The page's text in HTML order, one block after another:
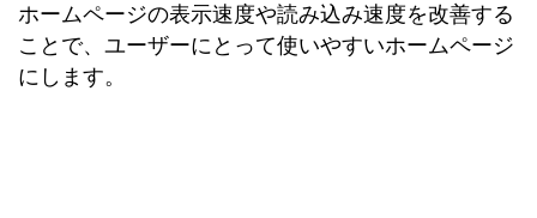
ホームページの表示速度や読み込み速度を改善する
ことで、ユーザーにとって使いやすいホームページ
にします。